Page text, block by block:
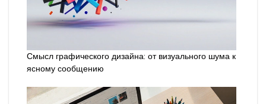
Смысл графического дизайна: от визуального шума к
ясному сообщению